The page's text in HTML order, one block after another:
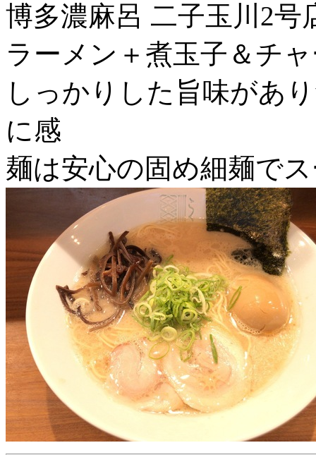
博多濃麻呂 二子玉川2号
ラーメン＋煮玉子＆チ
しっかりした旨味があ
に感
麺は安心の固め細麺で